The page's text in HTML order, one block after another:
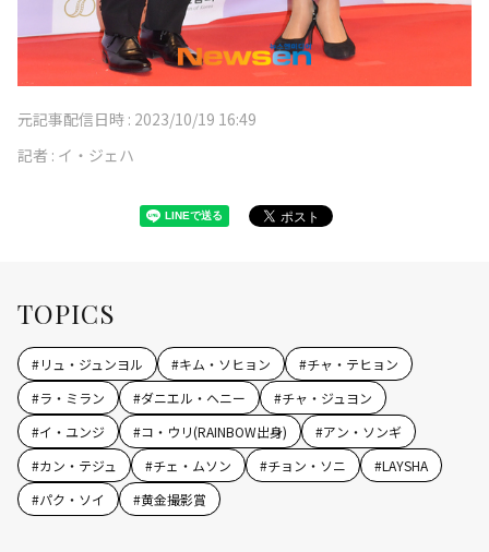
元記事配信日時 : 2023/10/19 16:49
記者 : イ・ジェハ
TOPICS
#リュ・ジュンヨル #キム・ソヒョン #チャ・テヒョン
#ラ・ミラン #ダニエル・ヘニー #チャ・ジュヨン
#イ・ユンジ #コ・ウリ(RAINBOW出身) #アン・ソンギ
#カン・テジュ #チェ・ムソン #チョン・ソニ #LAYSHA
#パク・ソイ #黄金撮影賞